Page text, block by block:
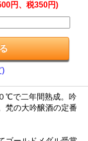
円、税350円)
)
℃で二年間熟成。吟
梵の大吟醸酒の定番